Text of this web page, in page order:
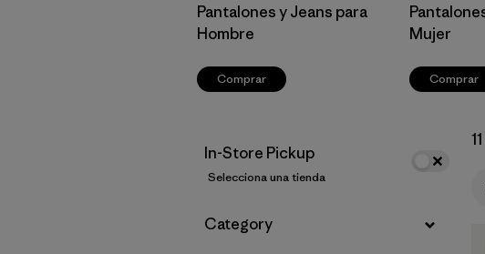
Pantalones y Jeans para
Hombre
Comprar
Mujer
Comprar
In-Store Pickup
Selecciona una tienda
Filtrar por
Category